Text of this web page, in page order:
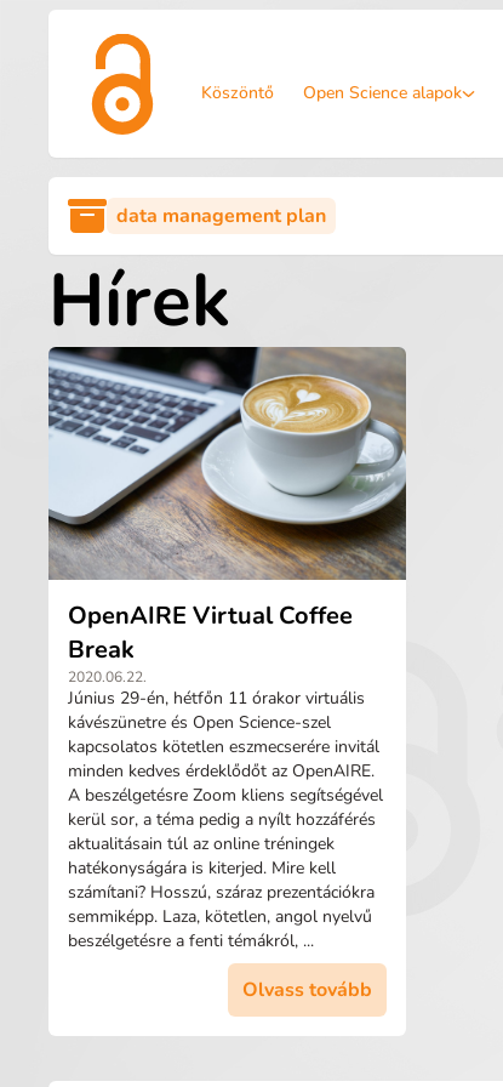
Köszöntő Open Science alapok
data management plan
Hírek
OpenAIRE Virtual Coffee
Break
2020.06.22.
Június 29-én, hétfőn 11 órakor virtuális
kávészünetre és Open Science-szel
kapcsolatos kötetlen eszmecserére invitál
minden kedves érdeklődőt az OpenAIRE.
A beszélgetésre Zoom kliens segítségével
kerül sor, a téma pedig a nyílt hozzáférés
aktualitásain túl az online tréningek
hatékonyságára is kiterjed. Mire kell
számítani? Hosszú, száraz prezentációkra
semmiképp. Laza, kötetlen, angol nyelvű
beszélgetésre a fenti témákról, ...
Olvass tovább